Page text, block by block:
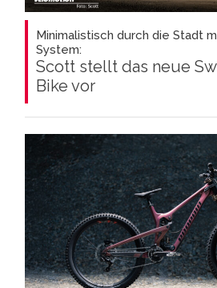
Minimalistisch durch die Stadt
System:
Scott stellt das neue
Bike vor